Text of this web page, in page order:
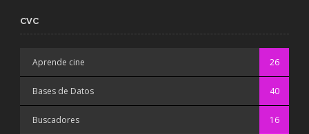
CVC
Aprende cine 26
Bases de Datos 40
Buscadores 16